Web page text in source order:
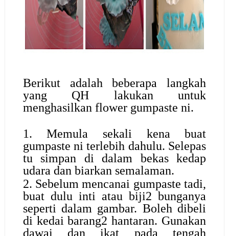
Berikut adalah beberapa langkah
yang QH lakukan untuk
menghasilkan flower gumpaste ni.
1. Memula sekali kena buat
gumpaste ni terlebih dahulu. Selepas
tu simpan di dalam bekas kedap
udara dan biarkan semalaman.
2. Sebelum mencanai gumpaste tadi,
buat dulu inti atau biji2 bunganya
seperti dalam gambar. Boleh dibeli
di kedai barang2 hantaran. Gunakan
dawai dan ikat pada tengah